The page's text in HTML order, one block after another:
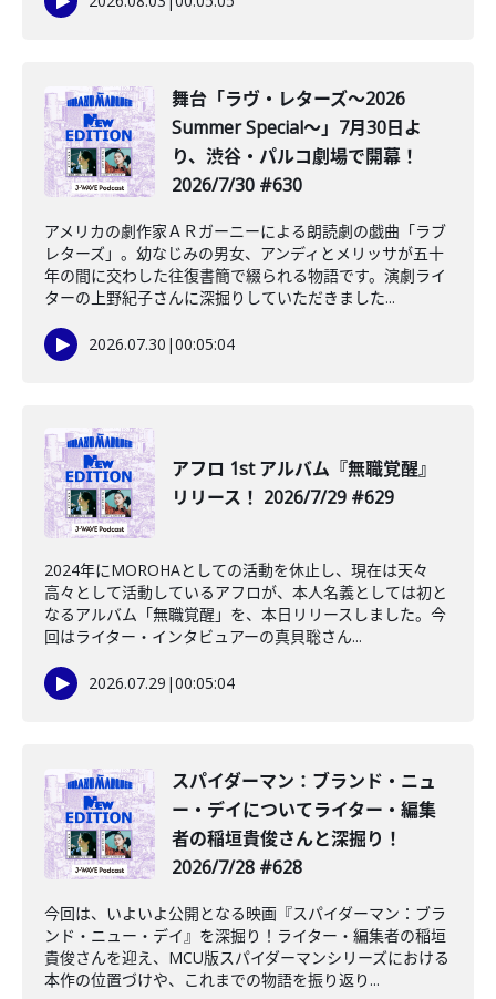
舞台「ラヴ・レターズ～2026
Summer Special～」7月30日よ
り、渋谷・パルコ劇場で開幕！
2026/7/30 #630
アメリカの劇作家ＡＲガーニーによる朗読劇の戯曲「ラブ
レターズ」。幼なじみの男女、アンディとメリッサが五十
年の間に交わした往復書簡で綴られる物語です。演劇ライ
ターの上野紀子さんに深掘りしていただきました...
2026.07.30 |00:05:04
アフロ 1st アルバム『無職覚醒』
リリース！ 2026/7/29 #629
2024年にMOROHAとしての活動を休止し、現在は天々
高々として活動しているアフロが、本人名義としては初と
なるアルバム「無職覚醒」を、本日リリースしました。今
回はライター・インタビュアーの真貝聡さん...
2026.07.29 |00:05:04
️スパイダーマン：ブランド・ニュ
ー・デイについてライター・編集
者の稲垣貴俊さんと深掘り！
2026/7/28 #628
今回は、いよいよ公開となる映画『スパイダーマン：ブラ
ンド・ニュー・デイ』を深掘り！ライター・編集者の稲垣
貴俊さんを迎え、MCU版スパイダーマンシリーズにおける
本作の位置づけや、これまでの物語を振り返り...